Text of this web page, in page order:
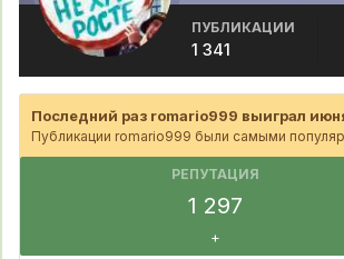
ПУБЛИКАЦИИ
1 341
Последний раз romario999 выиграл
Публикации romario999 были самыми
РЕПУТАЦИЯ
1 297
+